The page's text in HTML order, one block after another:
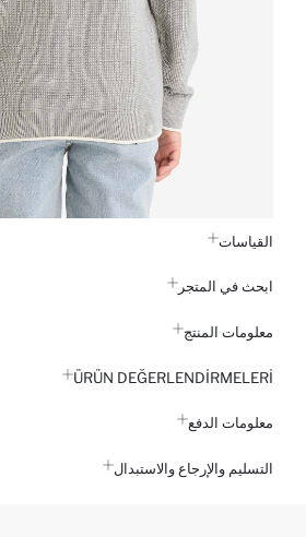
القياسات
ابحث في المتجر
معلومات المنتج
ÜRÜN DEĞERLENDİRMELERİ
معلومات الدفع
التسليم والإرجاع والاستبدال